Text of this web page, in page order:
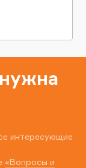
интересующие
«Вопросы и